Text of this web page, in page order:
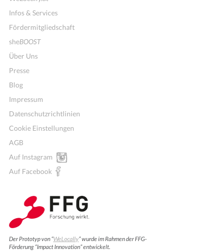
Infos & Services
Fördermitgliedschaft
sheBOOST
Über Uns
Presse
Blog
Impressum
Datenschutzrichtlinien
Cookie Einstellungen
AGB
Auf Instagram
Auf Facebook
Der Prototyp von “WeLocally” wurde im Rahmen der FFG-
Förderung “Impact Innovation” entwickelt.